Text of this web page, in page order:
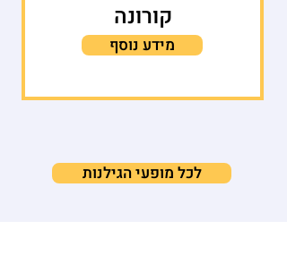
קורונה
מידע נוסף
לכל מופעי הגילנות